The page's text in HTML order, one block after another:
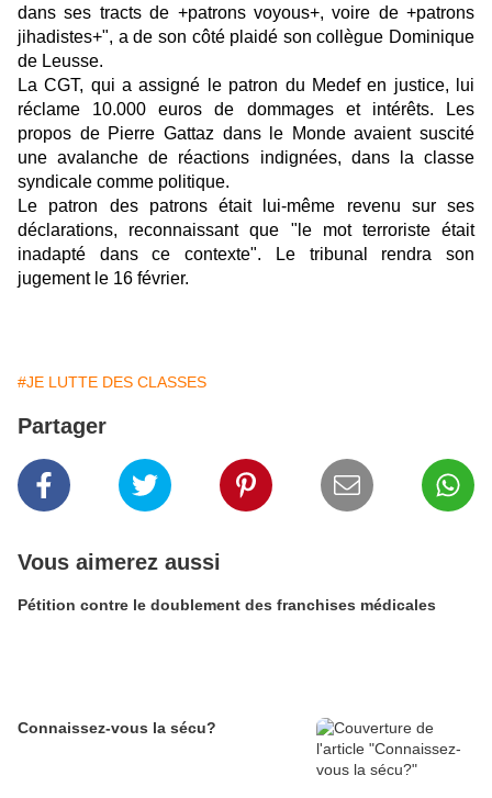
dans ses tracts de +patrons voyous+, voire de +patrons
jihadistes+", a de son côté plaidé son collègue Dominique
de Leusse.
La CGT, qui a assigné le patron du Medef en justice, lui
réclame 10.000 euros de dommages et intérêts. Les
propos de Pierre Gattaz dans le Monde avaient suscité
une avalanche de réactions indignées, dans la classe
syndicale comme politique.
Le patron des patrons était lui-même revenu sur ses
déclarations, reconnaissant que "le mot terroriste était
inadapté dans ce contexte". Le tribunal rendra son
jugement le 16 février.
#JE LUTTE DES CLASSES
Partager
Vous aimerez aussi
Pétition contre le doublement des franchises médicales
Connaissez-vous la sécu?